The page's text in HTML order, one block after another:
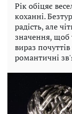
Рік обіцяє
коханні.
радість, але
значення, щоб
вираз
романтичні